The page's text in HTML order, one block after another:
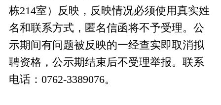
栋214室）反映，反映情况必须使用真实姓
名和联系方式，匿名信函将不予受理。公
示期间有问题被反映的一经查实即取消拟
聘资格，公示期结束后不受理举报。联系
电话：0762-3389076。